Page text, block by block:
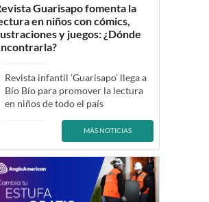
Guarisapo fomenta la
en niños con cómics,
y juegos: ¿Dónde
Revista infantil ’Guarisapo’ llega a
Bío Bío para promover la lectura
en niños de todo el país
MÁS NOTICIAS